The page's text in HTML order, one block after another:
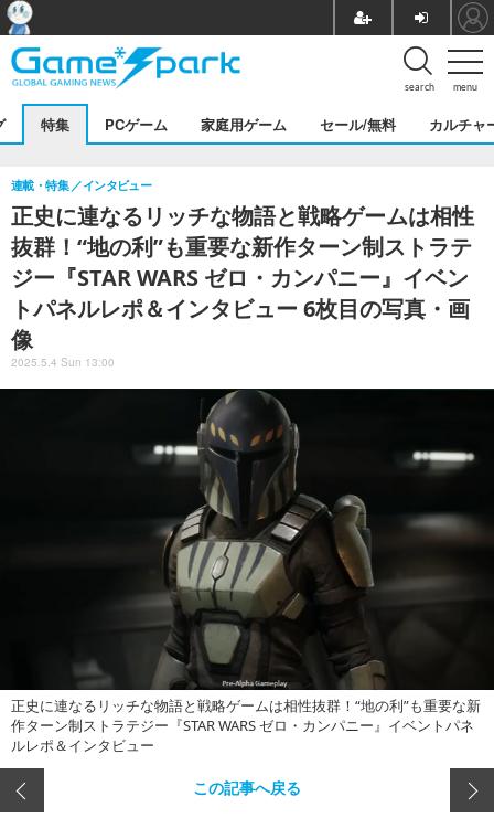
menu
search
特集 PCゲーム 家庭用ゲーム セール/無料 カルチャ
正史に連なるリッチな物語と戦略ゲームは相性
抜群！“地の利”も重要な新作ターン制ストラテ
ジー『STAR WARS ゼロ・カンパニー』イベン
トパネルレポ＆インタビュー 6枚目の写真・画
像
連載・特集 インタビュー
2025.5.4 Sun 13:00
正史に連なるリッチな物語と戦略ゲームは相性抜群！“地の利”も重要な新
作ターン制ストラテジー『STAR WARS ゼロ・カンパニー』イベントパネ
ルレポ＆インタビュー
この記事へ戻る